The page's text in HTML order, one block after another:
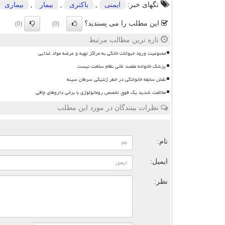
تگهای خبر: ایمنی , باكتری , بیمار , بیماری
این مطلب را می پسندید؟ (0)
(0)
تازه ترین مطالب مرتبط
ممنوعیت ورود حیوانات خانگی به مراکز تهیه و عرضه مواد غذایی
پزشک خانواده مقصد غائی نظام سلامت نیست
نقش سابقه خانوادگی در خطر ژنتیکی سرطان سینه
مخالفت شدید یک فوق تخصص روماتولوژی با برخی داروهای چاقی
نظرات بینندگان در مورد این مطلب
نام:
ایمیل:
نظر: